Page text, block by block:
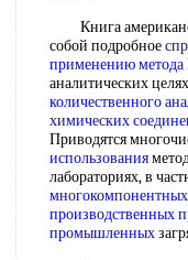
Книга
собой подробное
применению метода
аналитических
количественного
химических
Приводятся
использования
лабораториях, в
многокомпонентных
производственных
промышленных